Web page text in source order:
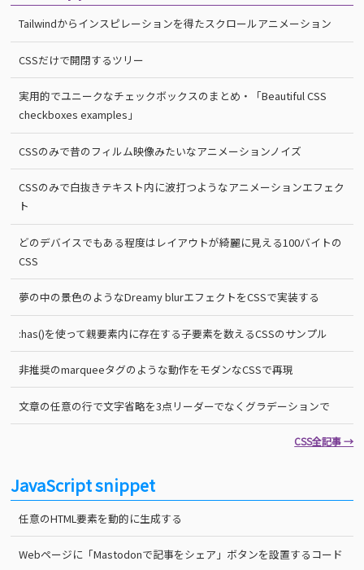
Tailwindからインスピレーションを得たスクロールアニメーション
CSSだけで開閉するツリー
実用的でユニークなチェックボックスのまとめ・「Beautiful CSS
checkboxes examples」
CSSのみで昔のフィルム映像みたいなアニメーションノイズ
CSSのみで白抜きテキスト内に波打つようなアニメーションエフェク
ト
どのデバイスでもある程度はレイアウトが綺麗に見える100バイトの
CSS
夢の中の景色のようなDreamy blurエフェクトをCSSで実装する
:has()を使って親要素内に存在する子要素を数えるCSSのサンプル
非推奨のmarqueeタグのような動作をモダンなCSSで再現
文章の任意の行で文字省略を3点リーダーでなくグラデーションで
CSS全記事 →
JavaScript snippet
任意のHTML要素を動的に生成する
Webページに「Mastodonで記事をシェア」ボタンを設置するコード